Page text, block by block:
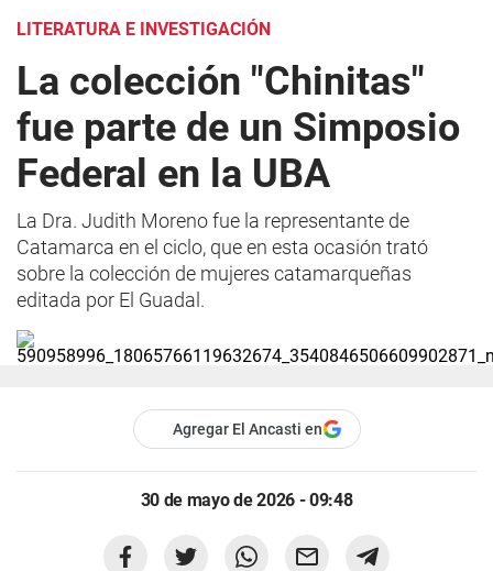
LITERATURA E INVESTIGACIÓN
La colección "Chinitas"
fue parte de un Simposio
Federal en la UBA
La Dra. Judith Moreno fue la representante de
Catamarca en el ciclo, que en esta ocasión trató
sobre la colección de mujeres catamarqueñas
editada por El Guadal.
Agregar El Ancasti en
30 de mayo de 2026 - 09:48